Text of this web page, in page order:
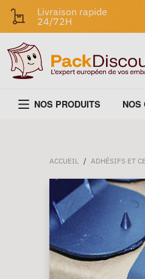
Livraison rapide
24/72H
NOS PRODUITS NOS
ACCUEIL / ADHÉSIFS ET